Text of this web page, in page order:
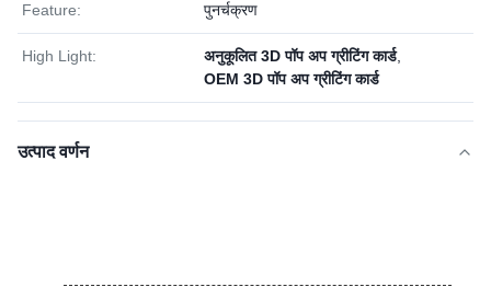
Feature: पुनर्चक्रण
High Light: अनुकूलित 3D पॉप अप ग्रीटिंग कार्ड,
OEM 3D पॉप अप ग्रीटिंग कार्ड
उत्पाद वर्णन